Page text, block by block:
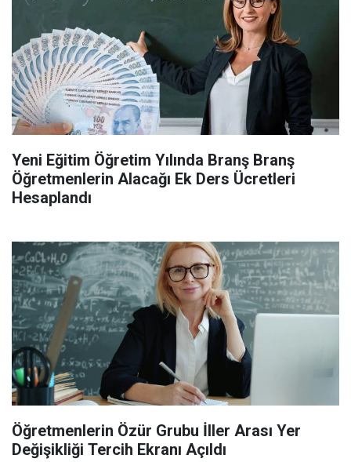
Yeni Eğitim Öğretim Yılında Branş Branş
Öğretmenlerin Alacağı Ek Ders Ücretleri
Hesaplandı
Öğretmenlerin Özür Grubu İller Arası Yer
Değişikliği Tercih Ekranı Açıldı